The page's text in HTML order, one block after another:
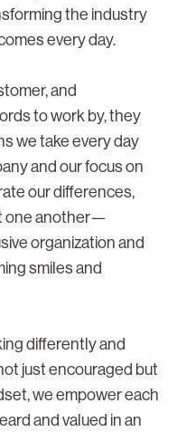
the industry
every day.
and
to work by, they
we take every day
and our focus on
our differences,
one another—
organization and
smiles and
differently and
just encouraged but
we empower each
and valued in an